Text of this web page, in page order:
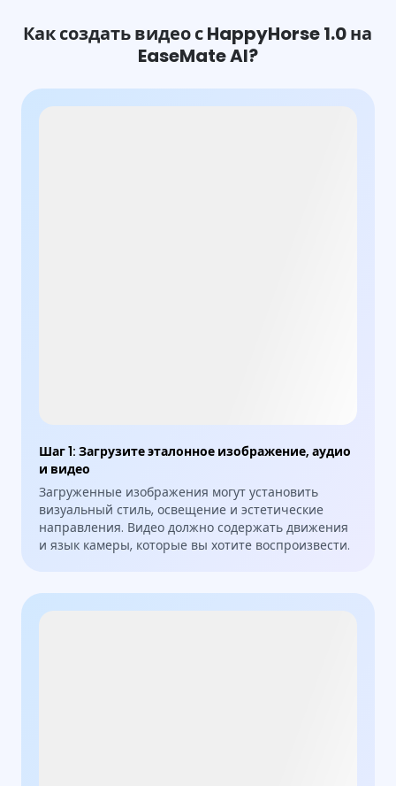
Как создать видео с HappyHorse 1.0 на
EaseMate AI?
Шаг 1:Загрузите эталонное изображение, аудио
и видео
Загруженные изображения могут установить
визуальный стиль, освещение и эстетические
направления. Видео должно содержать движения
и язык камеры, которые вы хотите воспроизвести.